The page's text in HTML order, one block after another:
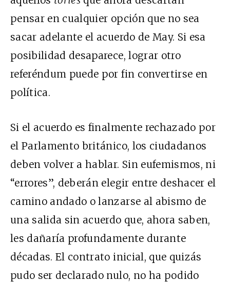
pensar en cualquier opción que no sea
sacar adelante el acuerdo de May. Si esa
posibilidad desaparece, lograr otro
referéndum puede por fin convertirse en
política.
Si el acuerdo es finalmente rechazado por
el Parlamento británico, los ciudadanos
deben volver a hablar. Sin eufemismos, ni
“errores”, deberán elegir entre deshacer el
camino andado o lanzarse al abismo de
una salida sin acuerdo que, ahora saben,
les dañaría profundamente durante
décadas. El contrato inicial, que quizás
pudo ser declarado nulo, no ha podido